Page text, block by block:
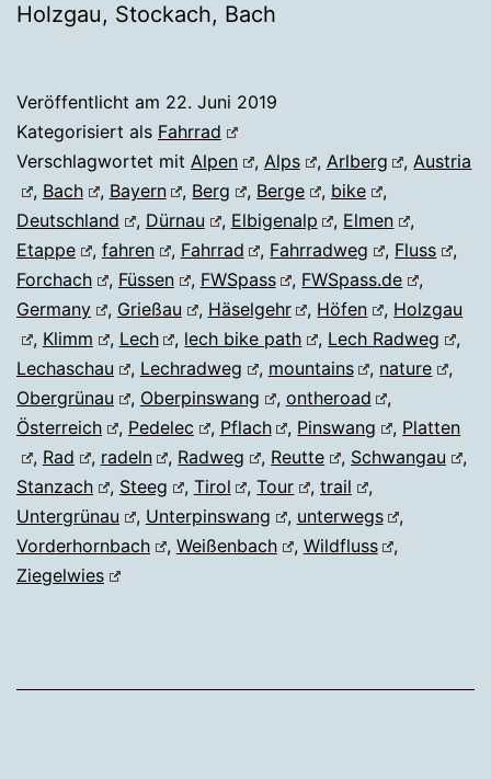
Holzgau, Stockach, Bach
Veröffentlicht am 22. Juni 2019
Kategorisiert als Fahrrad
Verschlagwortet mit Alpen , Alps , Arlberg ,Austria
, Bach , Bayern , Berg , Berge , bike
,
Deutschland
, Dürnau , Elbigenalp , Elmen
,
Etappe
, fahren , Fahrrad , Fahrradweg , Fluss
,
Forchach
, Füssen , FWSpass , FWSpass.de
,
Germany
, Grießau , Häselgehr , Höfen , Holzgau
, Klimm , Lech , lech bike path , Lech Radweg
,
Lechaschau
, Lechradweg , mountains , nature
,
Obergrünau
, Oberpinswang , ontheroad
,
Österreich
, Pedelec , Pflach , Pinswang , Platten
, Rad , radeln , Radweg , Reutte , Schwangau
,
Stanzach
, Steeg , Tirol ,Tour ,trail
,
Untergrünau
, Unterpinswang , unterwegs
,
Vorderhornbach
, Weißenbach , Wildfluss
,
Ziegelwies